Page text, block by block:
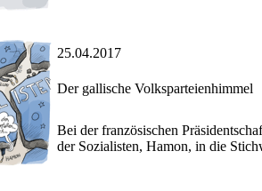
25.04.2017
Der gallische Volksparteienhimmel
Bei der französischen
der Sozialisten, Hamon, in die